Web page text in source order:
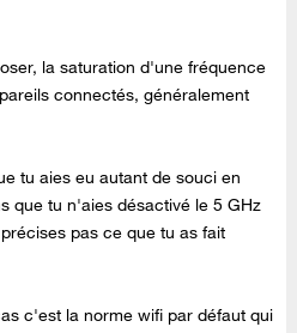
la saturation d'une fréquence
connectés, généralement
tu aies eu autant de souci en
que tu n'aies désactivé le 5 GHz
pas ce que tu as fait
c'est la norme wifi par défaut qui